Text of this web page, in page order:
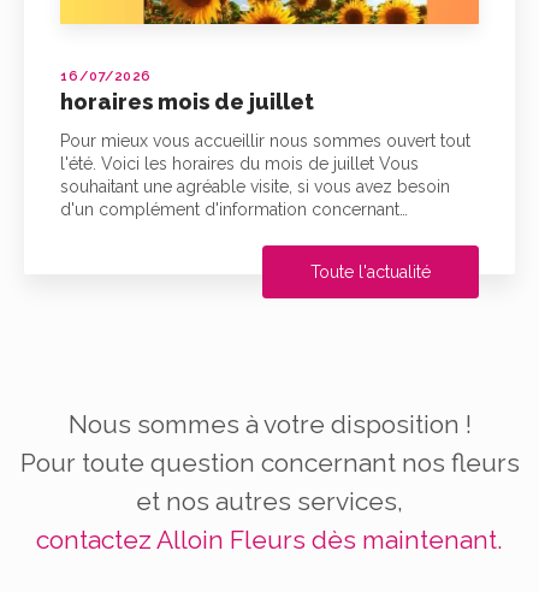
16/07/2026
horaires mois de juillet
Pour mieux vous accueillir nous sommes ouvert tout
l'été. Voici les horaires du mois de juillet Vous
souhaitant une agréable visite, si vous avez besoin
d'un complément d'information concernant…
Toute l'actualité
Nous sommes à votre disposition !
Pour toute question concernant nos fleurs
et nos autres services,
contactez Alloin Fleurs dès maintenant.